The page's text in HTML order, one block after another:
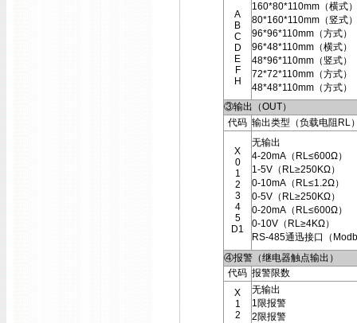
A
B
C
D
E
F
H
160*80*110mm（横式）
80*160*110mm（竖式）
96*96*110mm（方式）
96*48*110mm（横式）
48*96*110mm（竖式）
72*72*110mm（方式）
48*48*110mm（方式）
③输出（OUT）
代码 输出类型（负载电阻RL
X
0
1
2
3
4
5
D1
无输出
4-20mA（RL≤600Ω）
1-5V（RL≥250KΩ）
0-10mA（RL≤1.2Ω）
0-5V（RL≥250KΩ）
0-20mA（RL≤600Ω）
0-10V（RL≥4KΩ）
RS-485通迅接口（
④报警（继电器触点输出）
代码 报警限数
X
1
2
无输出
1限报警
2限报警